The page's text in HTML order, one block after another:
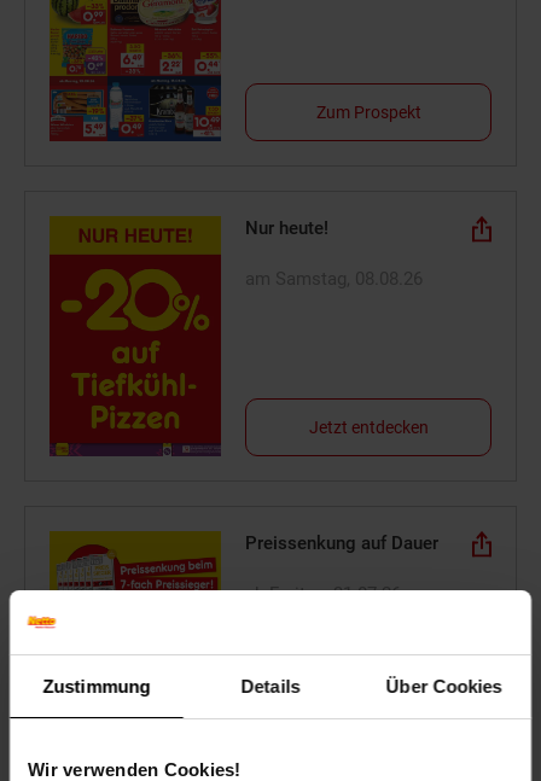
Zustimmung Details Über Cookies
Wir verwenden Cookies!
Zum Prospekt
Nur heute!
Jetzt entdecken
Preissenkung auf Dauer
ab Freitag, 31.07.26